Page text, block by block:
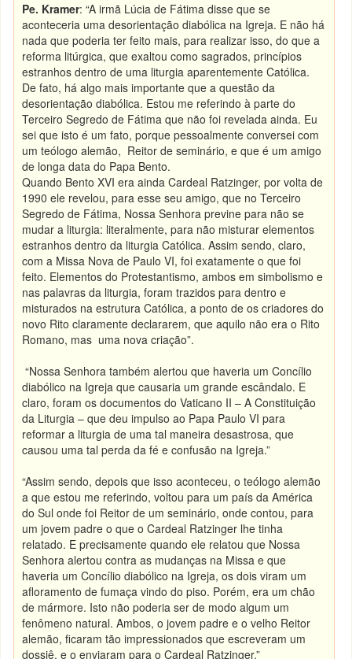
Pe. Kramer: “A irmã Lúcia de Fátima disse que se
aconteceria uma desorientação diabólica na Igreja. E não há
nada que poderia ter feito mais, para realizar isso, do que a
reforma litúrgica, que exaltou como sagrados, princípios
estranhos dentro de uma liturgia aparentemente Católica.
De fato, há algo mais importante que a questão da
desorientação diabólica. Estou me referindo à parte do
Terceiro Segredo de Fátima que não foi revelada ainda. Eu
sei que isto é um fato, porque pessoalmente conversei com
um teólogo alemão, Reitor de seminário, e que é um amigo
de longa data do Papa Bento.
Quando Bento XVI era ainda Cardeal Ratzinger, por volta de
1990 ele revelou, para esse seu amigo, que no Terceiro
Segredo de Fátima, Nossa Senhora previne para não se
mudar a liturgia: literalmente, para não misturar elementos
estranhos dentro da liturgia Católica. Assim sendo, claro,
com a Missa Nova de Paulo VI, foi exatamente o que foi
feito. Elementos do Protestantismo, ambos em simbolismo e
nas palavras da liturgia, foram trazidos para dentro e
misturados na estrutura Católica, a ponto de os criadores do
novo Rito claramente declararem, que aquilo não era o Rito
Romano, mas uma nova criação”.
“Nossa Senhora também alertou que haveria um Concílio
diabólico na Igreja que causaria um grande escândalo. E
claro, foram os documentos do Vaticano II – A Constituição
da Liturgia – que deu impulso ao Papa Paulo VI para
reformar a liturgia de uma tal maneira desastrosa, que
causou uma tal perda da fé e confusão na Igreja.”
“Assim sendo, depois que isso aconteceu, o teólogo alemão
a que estou me referindo, voltou para um país da América
do Sul onde foi Reitor de um seminário, onde contou, para
um jovem padre o que o Cardeal Ratzinger lhe tinha
relatado. E precisamente quando ele relatou que Nossa
Senhora alertou contra as mudanças na Missa e que
haveria um Concílio diabólico na Igreja, os dois viram um
afloramento de fumaça vindo do piso. Porém, era um chão
de mármore. Isto não poderia ser de modo algum um
fenômeno natural. Ambos, o jovem padre e o velho Reitor
alemão, ficaram tão impressionados que escreveram um
dossiê, e o enviaram para o Cardeal Ratzinger.”